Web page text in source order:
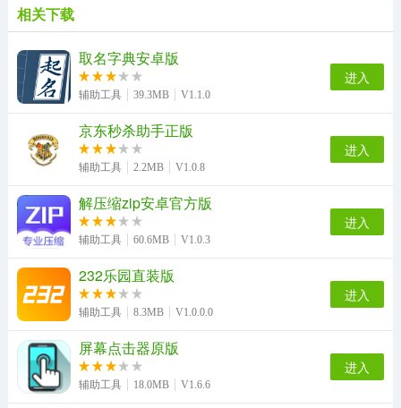
Fluent图标包官方版 磁力天堂手机正版
hzzspro最新免费版 投屏电视助手手机最新版
多玩盒子安卓直装版 wifi密码查看助手手机免费版
yuzu模拟器直装版
相关下载
取名字典安卓版
辅助工具 39.3MB V1.1.0
进入
京东秒杀助手正版
辅助工具 2.2MB V1.0.8
进入
解压缩zip安卓官方版
辅助工具 60.6MB V1.0.3
进入
232乐园直装版
辅助工具 8.3MB V1.0.0.0
进入
屏幕点击器原版
辅助工具 18.0MB V1.6.6
进入